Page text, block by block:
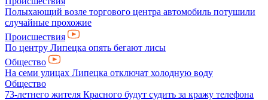
Полыхающий возле торгового центра автомобиль потушили
случайные прохожие
Происшествия
По центру Липецка опять бегают лисы
Общество
На семи улицах Липецка отключат холодную воду
Общество
73-летнего жителя Красного будут судить за кражу телефона